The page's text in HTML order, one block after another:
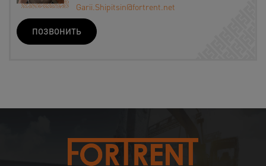
Garii.Shipitsin@fortrent.net
ПОЗВОНИТЬ